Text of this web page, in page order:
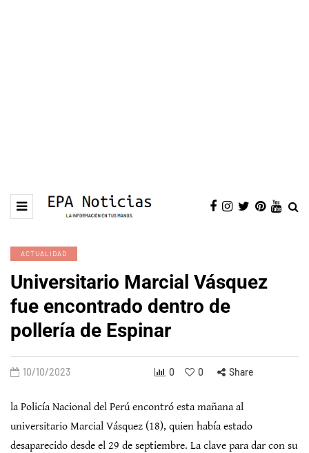
ACTUALIDAD
Universitario Marcial Vásquez
fue encontrado dentro de
pollería de Espinar
10/10/2023 0 0 Share
la Policía Nacional del Perú encontró esta mañana al
universitario Marcial Vásquez (18), quien había estado
desaparecido desde el 29 de septiembre. La clave para dar con su